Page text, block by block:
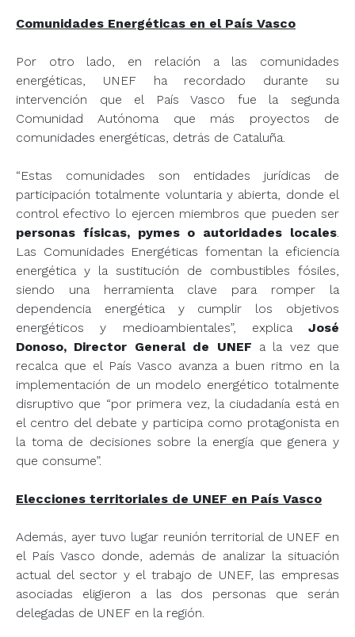
Comunidades Energéticas en el País Vasco
Por otro lado, en relación a las comunidades
energéticas, UNEF ha recordado durante su
intervención que el País Vasco fue la segunda
Comunidad Autónoma que más proyectos de
comunidades energéticas, detrás de Cataluña.
“Estas comunidades son entidades jurídicas de
participación totalmente voluntaria y abierta, donde el
control efectivo lo ejercen miembros que pueden ser
personas físicas, pymes o autoridades locales.
Las Comunidades Energéticas fomentan la eficiencia
energética y la sustitución de combustibles fósiles,
siendo una herramienta clave para romper la
dependencia energética y cumplir los objetivos
energéticos y medioambientales”, explica José
Donoso, Director General de UNEF a la vez que
recalca que el País Vasco avanza a buen ritmo en la
implementación de un modelo energético totalmente
disruptivo que “por primera vez, la ciudadanía está en
el centro del debate y participa como protagonista en
la toma de decisiones sobre la energía que genera y
que consume”.
Elecciones territoriales de UNEF en País Vasco
Además, ayer tuvo lugar reunión territorial de UNEF en
el País Vasco donde, además de analizar la situación
actual del sector y el trabajo de UNEF, las empresas
asociadas eligieron a las dos personas que serán
delegadas de UNEF en la región.